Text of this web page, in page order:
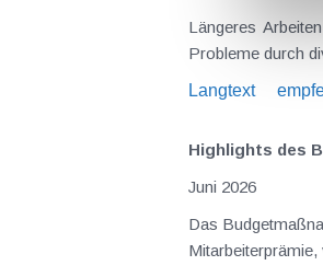
Längeres
Probleme durch
Langtext
Highlights des
Juni 2026
Das